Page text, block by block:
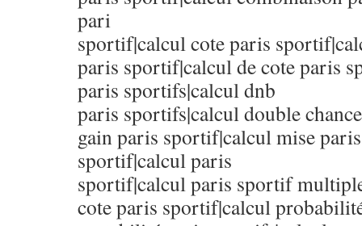
pari
sportif|calcul cote paris
paris sportif|calcul de cote paris
paris sportifs|calcul dnb
paris sportifs|calcul double
gain paris sportif|calcul mise
sportif|calcul paris
sportif|calcul paris sportif
cote paris sportif|calcul